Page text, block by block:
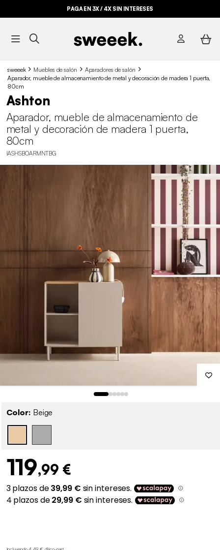
PAGA EN 3X / 4X SIN INTERESES
sweeek Muebles de salón
Aparadores de salón
Aparador, mueble de almacenamiento de metal y decoración de madera 1 puerta,
80cm
Ashton
Aparador, mueble de almacenamiento de
metal y decoración de madera 1 puerta,
80cm
IASHSBOARMNTBG
Color: Beige
119,99 €